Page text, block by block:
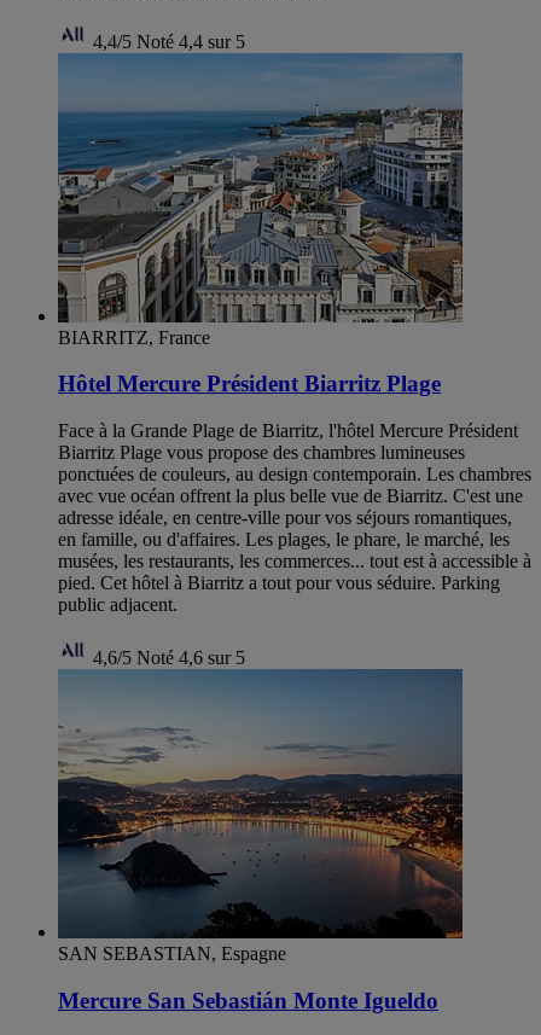
4,4/5 Noté 4,4 sur 5
BIARRITZ, France
Hôtel Mercure Président Biarritz Plage
Face à la Grande Plage de Biarritz, l'hôtel Mercure Président
Biarritz Plage vous propose des chambres lumineuses
ponctuées de couleurs, au design contemporain. Les chambres
avec vue océan offrent la plus belle vue de Biarritz. C'est une
adresse idéale, en centre-ville pour vos séjours romantiques,
en famille, ou d'affaires. Les plages, le phare, le marché, les
musées, les restaurants, les commerces... tout est à accessible à
pied. Cet hôtel à Biarritz a tout pour vous séduire. Parking
public adjacent.
4,6/5 Noté 4,6 sur 5
SAN SEBASTIAN, Espagne
Mercure San Sebastián Monte Igueldo